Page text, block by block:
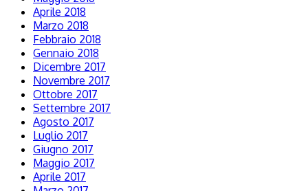
Aprile 2018
Marzo 2018
Febbraio 2018
Gennaio 2018
Dicembre 2017
Novembre 2017
Ottobre 2017
Settembre 2017
Agosto 2017
Luglio 2017
Giugno 2017
Maggio 2017
Aprile 2017